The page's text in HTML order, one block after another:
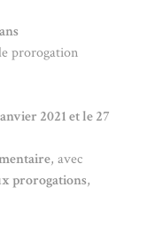
prorogation
2021 et le 27
, avec
prorogations,